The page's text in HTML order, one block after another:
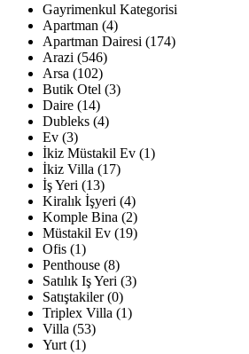
Gayrimenkul Kategorisi
Apartman (4)
Apartman Dairesi (174)
Arazi (546)
Arsa (102)
Butik Otel (3)
Daire (14)
Dubleks (4)
Ev (3)
İkiz Müstakil Ev (1)
İkiz Villa (17)
İş Yeri (13)
Kiralık İşyeri (4)
Komple Bina (2)
Müstakil Ev (19)
Ofis (1)
Penthouse (8)
Satılık Iş Yeri (3)
Satıştakiler (0)
Triplex Villa (1)
Villa (53)
Yurt (1)